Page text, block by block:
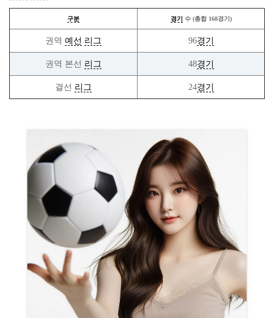
구분 경기 수 (총합 168경기)
권역 예선 리그 96경기
권역 본선 리그 48경기
결선 리그 24경기